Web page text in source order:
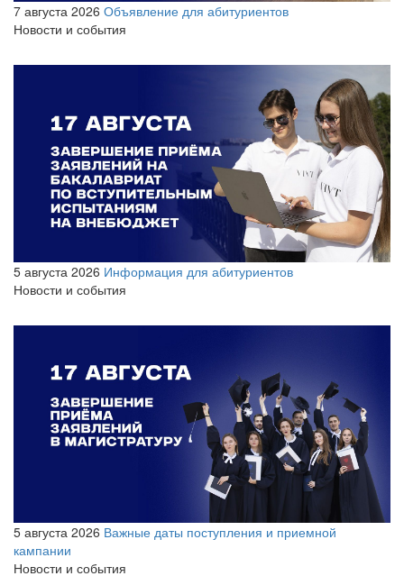
7 августа 2026 Объявление для абитуриентов
Новости и события
5 августа 2026 Информация для абитуриентов
Новости и события
5 августа 2026 Важные даты поступления и приемной
кампании
Новости и события